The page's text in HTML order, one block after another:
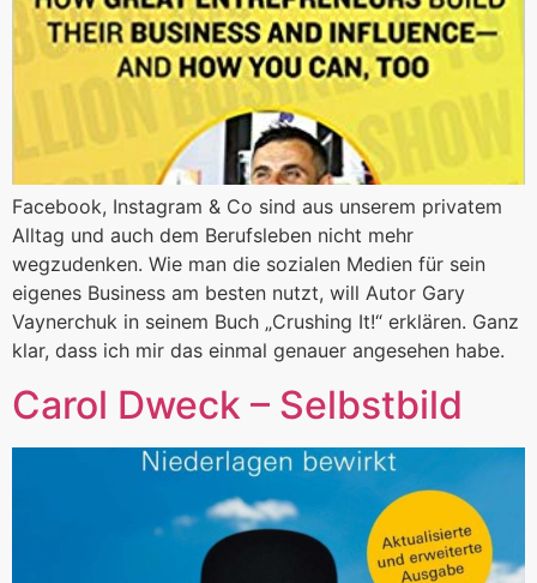
Facebook, Instagram & Co sind aus unserem privatem
Alltag und auch dem Berufsleben nicht mehr
wegzudenken. Wie man die sozialen Medien für sein
eigenes Business am besten nutzt, will Autor Gary
Vaynerchuk in seinem Buch „Crushing It!“ erklären. Ganz
klar, dass ich mir das einmal genauer angesehen habe.
Carol Dweck – Selbstbild